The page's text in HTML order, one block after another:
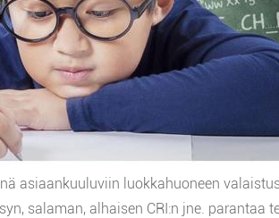
asiaankuuluviin luokkahuoneen
salaman, alhaisen CRI:n jne. parantaa